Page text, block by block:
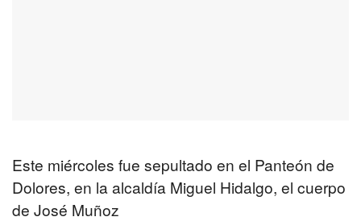
Este miércoles fue sepultado en el Panteón de
Dolores, en la alcaldía Miguel Hidalgo, el cuerpo
de José Muñoz